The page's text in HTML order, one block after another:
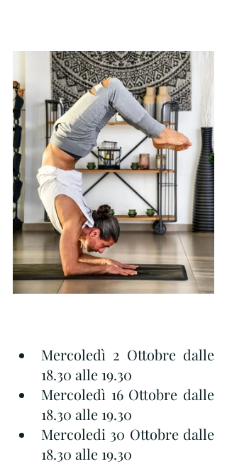
Mercoledì 2 Ottobre dalle
18.30 alle 19.30
Mercoledì 16 Ottobre dalle
18.30 alle 19.30
Mercoledi 30 Ottobre dalle
18.30 alle 19.30